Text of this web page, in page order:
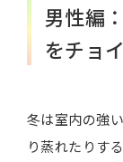
男性編
をチョ
冬は室内の強
り蒸れたりす